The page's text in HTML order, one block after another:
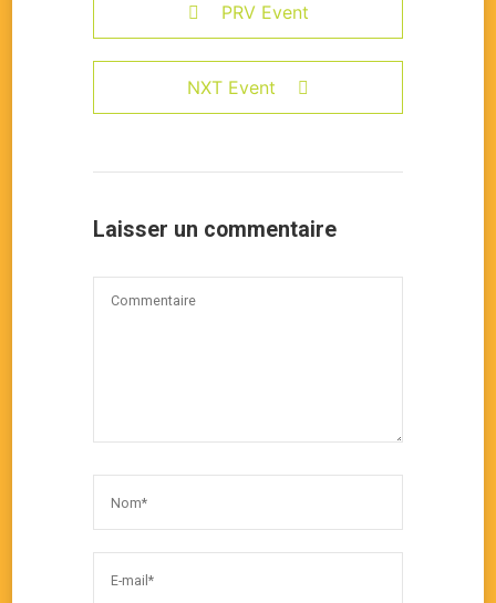
PRV Event
NXT Event
Laisser un commentaire